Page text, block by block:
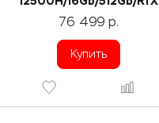
3050/win 11
76 499р.
Купить